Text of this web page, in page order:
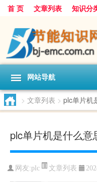
首 页 文章列表 知识分
网站导航
> 文章列表 > plc单片机
plc单片机是什么意
网友:plc 文章列表